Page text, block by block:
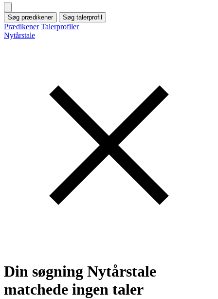
Søg prædikener Søg talerprofil
Prædikener Talerprofiler
Nytårstale
Din søgning Nytårstale
matchede ingen taler